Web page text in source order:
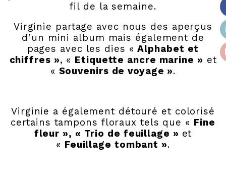
fil de la semaine.
Virginie partage avec nous des aperçus
d’un mini album mais également de
pages avec les dies «Alphabet et
chiffres », « Etiquette ancre marine » et
« Souvenirs de voyage ».
Virginie a également détouré et colorisé
certains tampons floraux tels que « Fine
fleur », « Trio de feuillage » et
« Feuillage tombant ».